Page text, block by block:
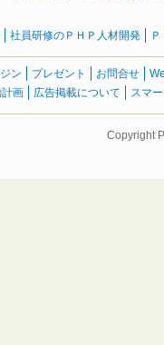
社員研修のＰＨＰ人材開発
ン プレゼント お問合せ
画 広告掲載について スマ
Copyright